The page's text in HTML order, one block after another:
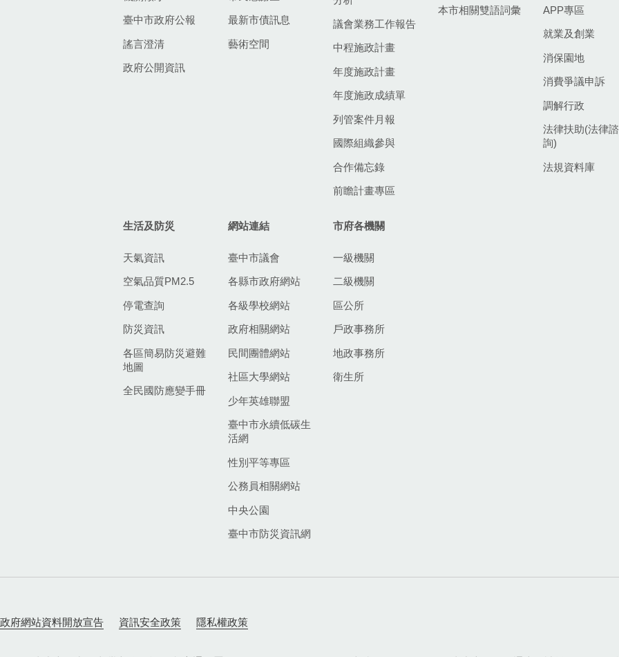
臺中市政府公報
謠言澄清
政府公開資訊
最新市債訊息
藝術空間
議會業務工作報告
中程施政計畫
年度施政計畫
年度施政成績單
列管案件月報
國際組織參與
合作備忘錄
前瞻計畫專區
本市相關雙語詞彙 APP專區
就業及創業
消保園地
消費爭議申訴
調解行政
法律扶助(法律諮
詢)
法規資料庫
生活及防災
天氣資訊
空氣品質PM2.5
停電查詢
防災資訊
各區簡易防災避難
地圖
全民國防應變手冊
網站連結
臺中市議會
各縣市政府網站
各級學校網站
政府相關網站
民間團體網站
社區大學網站
少年英雄聯盟
臺中市永續低碳生
活網
性別平等專區
公務員相關網站
中央公園
臺中市防災資訊網
市府各機關
一級機關
二級機關
區公所
戶政事務所
地政事務所
衛生所
政府網站資料開放宣告 資訊安全政策 隱私權政策